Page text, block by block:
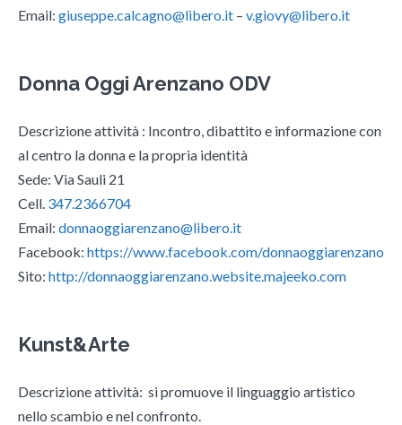
Email: giuseppe.calcagno@libero.it – v.giovy@libero.it
Donna Oggi Arenzano ODV
Descrizione attività : Incontro, dibattito e informazione con
al centro la donna e la propria identità
Sede: Via Sauli 21
Cell. 347.2366704
Email: donnaoggiarenzano@libero.it
Facebook: https://www.facebook.com/donnaoggiarenzano
Sito: http://donnaoggiarenzano.website.majeeko.com
Kunst&Arte
Descrizione attività: si promuove il linguaggio artistico
nello scambio e nel confronto.